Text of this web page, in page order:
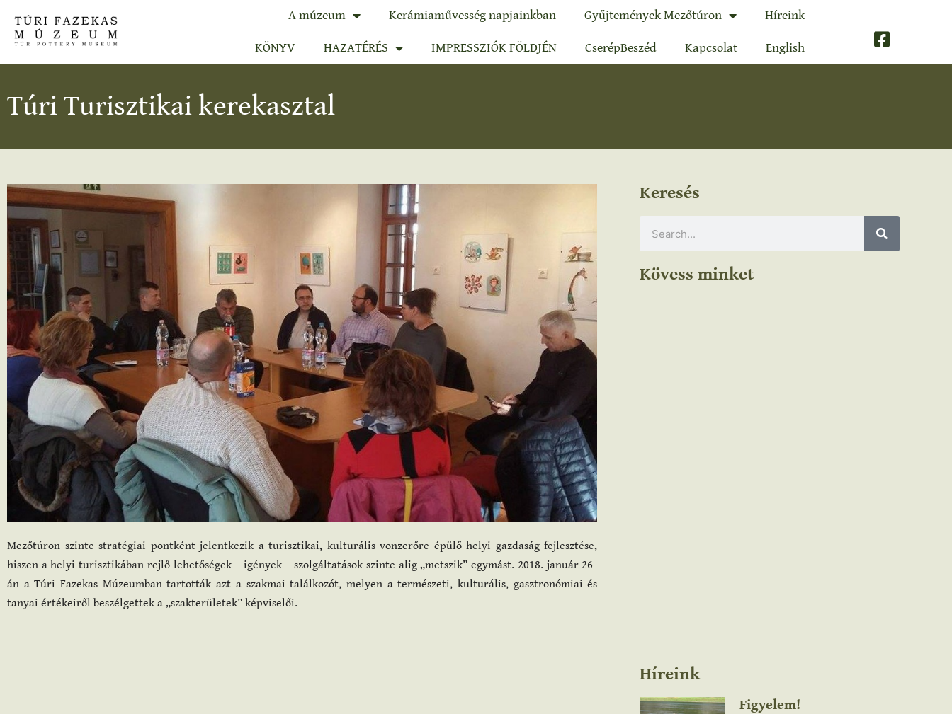
A múzeum Kerámiaművesség napjainkban Gyűjtemények Mezőtúron Híreink
KÖNYV HAZATÉRÉS IMPRESSZIÓK FÖLDJÉN CserépBeszéd Kapcsolat English
Túri Turisztikai kerekasztal
Mezőtúron szinte stratégiai pontként jelentkezik a turisztikai, kulturális vonzerőre épülő helyi gazdaság fejlesztése,
hiszen a helyi turisztikában rejlő lehetőségek – igények – szolgáltatások szinte alig „metszik” egymást. 2018. január 26-
án a Túri Fazekas Múzeumban tartották azt a szakmai találkozót, melyen a természeti, kulturális, gasztronómiai és
tanyai értékeiről beszélgettek a „szakterületek” képviselői.
Keresés
Kövess minket
Híreink
Figyelem!